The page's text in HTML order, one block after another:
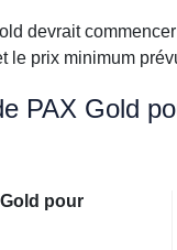
devrait
le prix minimum
PAX Gold
pour